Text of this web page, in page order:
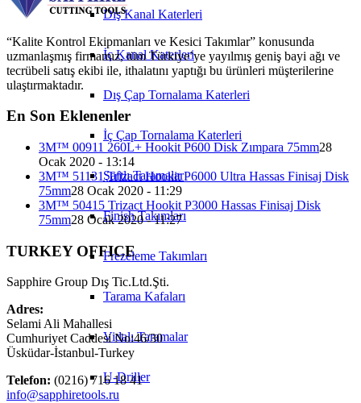
Dış Kanal Katerleri
İç Kanal Katerleri
Dış Çap Tornalama Katerleri
İç Çap Tornalama Katerleri
Şaftlı Taramalar
Finish Takımları
Frezeleme Takımları
Tarama Kafaları
Vidalı Taramalar
U-Driller
“Kalite Kontrol Ekipmanları ve Kesici Takımlar” konusunda
uzmanlaşmış firmamız, tüm Türkiye’ye yayılmış geniş bayi ağı ve
tecrübeli satış ekibi ile, ithalatını yaptığı bu ürünleri müşterilerine
ulaştırmaktadır.
En Son Eklenenler
3M™ 00911 260L+ Hookit P600 Disk Zımpara 75mm28
Ocak 2020 - 13:14
3M™ 51131 Trizact Hookit P6000 Ultra Hassas Finisaj Disk
75mm28 Ocak 2020 - 11:29
3M™ 50415 Trizact Hookit P3000 Hassas Finisaj Disk
75mm28 Ocak 2020 - 11:27
TURKEY OFFICE
Sapphire Group Dış Tic.Ltd.Şti.
Adres:
Selami Ali Mahallesi
Cumhuriyet Caddesi No:46/30
Üsküdar-İstanbul-Turkey
Telefon: (0216) 716 18 41
info@sapphiretools.ru